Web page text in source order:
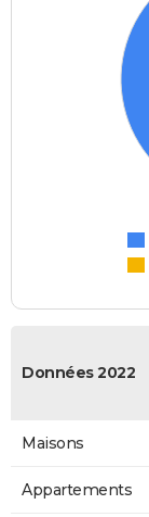
Données 2022
Maisons
Appartements